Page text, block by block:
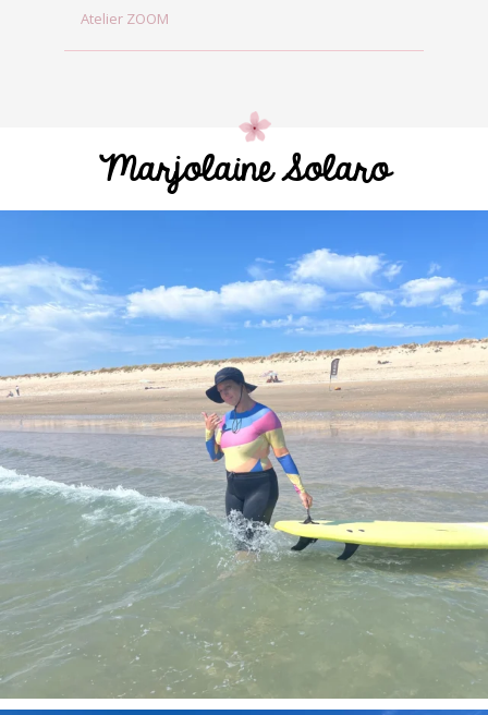
Atelier ZOOM
Marjolaine Solaro